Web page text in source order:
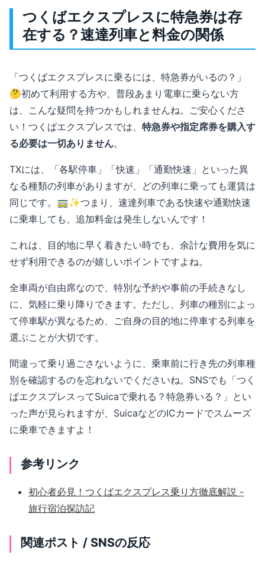
つくばエクスプレスに特急券は存
在する？速達列車と料金の関係
「つくばエクスプレスに乗るには、特急券がいるの？」
🤔初めて利用する方や、普段あまり電車に乗らない方
は、こんな疑問を持つかもしれませんね。ご安心くださ
い！つくばエクスプレスでは、 特急券や指定席券を購入す
る必要は一切ありません。
TXには、「各駅停車」「快速」「通勤快速」といった異
なる種類の列車がありますが、どの列車に乗っても運賃は
同じです。🚃✨つまり、速達列車である快速や通勤快速
に乗車しても、追加料金は発生しないんです！
これは、目的地に早く着きたい時でも、余計な費用を気に
せず利用できるのが嬉しいポイントですよね。
全車両が自由席なので、特別な予約や事前の手続きなし
に、気軽に乗り降りできます。ただし、列車の種別によっ
て停車駅が異なるため、ご自身の目的地に停車する列車を
選ぶことが大切です。
間違って乗り過ごさないように、乗車前に行き先の列車種
別を確認するのを忘れないでくださいね。SNSでも「つく
ばエクスプレスってSuicaで乗れる？特急券いる？」とい
った声が見られますが、SuicaなどのICカードでスムーズ
に乗車できますよ！
参考リンク
初心者必見！つくばエクスプレス乗り方徹底解説 -
旅行宿泊探訪記
関連ポスト / SNSの反応